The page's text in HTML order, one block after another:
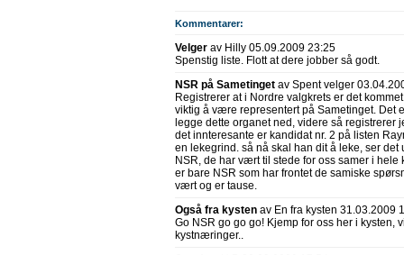
Kommentarer:
Velger av Hilly 05.09.2009 23:25
Spenstig liste. Flott at dere jobber så godt.
NSR på Sametinget av Spent velger
Registrerer at i Nordre valgkrets er det
viktig å være representert på Sametinget. Det
legge dette organet ned, videre så registrerer
det innteresante er kandidat nr. 2 på listen
en lekegrind. så nå skal han dit å leke, ser
NSR, de har vært til stede for oss samer i
er bare NSR som har frontet de samiske
vært og er tause.
Også fra kysten av En fra kysten 31.03.2009
Go NSR go go go! Kjemp for oss her i kysten,
kystnæringer..